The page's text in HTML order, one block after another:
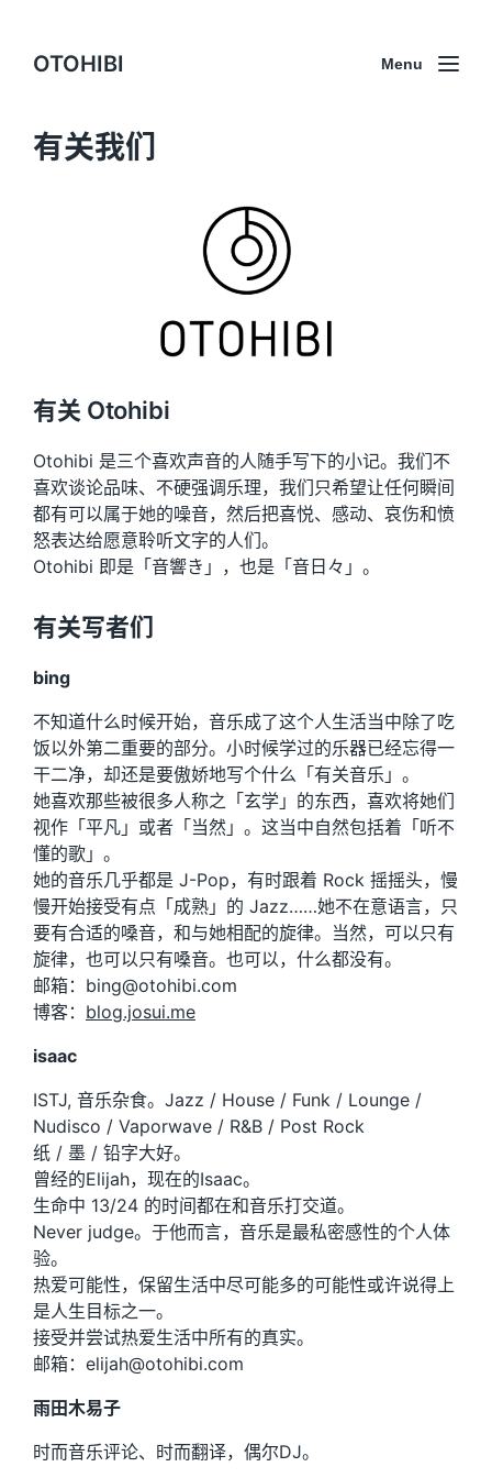
OTOHIBI Menu
有关我们
有关 Otohibi
Otohibi 是三个喜欢声音的人随手写下的小记。我们不
喜欢谈论品味、不硬强调乐理，我们只希望让任何瞬间
都有可以属于她的噪音，然后把喜悦、感动、哀伤和愤
怒表达给愿意聆听文字的人们。
Otohibi 即是「音響き」，也是「音日々」。
有关写者们
bing
不知道什么时候开始，音乐成了这个人生活当中除了吃
饭以外第二重要的部分。小时候学过的乐器已经忘得一
干二净，却还是要傲娇地写个什么「有关音乐」。
她喜欢那些被很多人称之「玄学」的东西，喜欢将她们
视作「平凡」或者「当然」。这当中自然包括着「听不
懂的歌」。
她的音乐几乎都是 J-Pop，有时跟着 Rock 摇摇头，慢
慢开始接受有点「成熟」的 Jazz……她不在意语言，只
要有合适的嗓音，和与她相配的旋律。当然，可以只有
旋律，也可以只有嗓音。也可以，什么都没有。
邮箱：bing@otohibi.com
博客： blog.josui.me
isaac
ISTJ, 音乐杂食。Jazz / House / Funk / Lounge /
Nudisco / Vaporwave / R&B / Post Rock
纸 / 墨 / 铅字大好。
曾经的Elijah，现在的Isaac。
生命中 13/24 的时间都在和音乐打交道。
Never judge。于他而言，音乐是最私密感性的个人体
验。
热爱可能性，保留生活中尽可能多的可能性或许说得上
是人生目标之一。
接受并尝试热爱生活中所有的真实。
邮箱：elijah@otohibi.com
雨田木易子
时而音乐评论、时而翻译，偶尔DJ。